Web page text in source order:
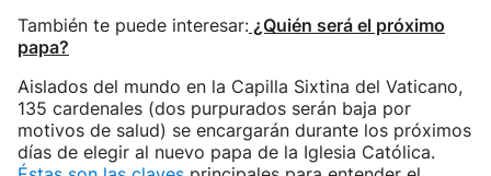
También te puede interesar: ¿Quién será el próximo
papa?
Aislados del mundo en la Capilla Sixtina del Vaticano,
135 cardenales (dos purpurados serán baja por
motivos de salud) se encargarán durante los próximos
días de elegir al nuevo papa de la Iglesia Católica.